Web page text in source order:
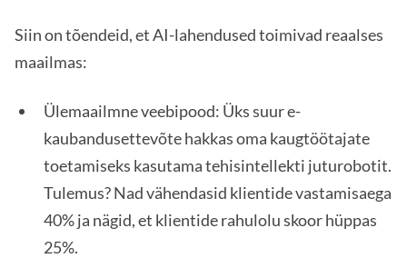
Siin on tõendeid, et AI-lahendused toimivad reaalses
maailmas:
Ülemaailmne veebipood: Üks suur e-
kaubandusettevõte hakkas oma kaugtöötajate
toetamiseks kasutama tehisintellekti juturobotit.
Tulemus? Nad vähendasid klientide vastamisaega
40% ja nägid, et klientide rahulolu skoor hüppas
25%.